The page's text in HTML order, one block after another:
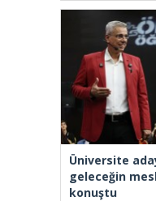
Üniversite
geleceğin
konuştu